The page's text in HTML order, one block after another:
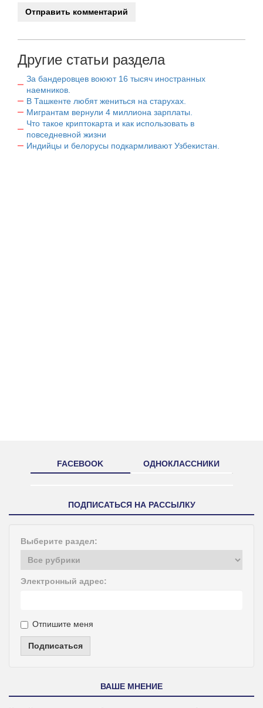
Другие статьи раздела
За бандеровцев воюют 16 тысяч иностранных
наемников.
В Ташкенте любят жениться на старухах.
Мигрантам вернули 4 миллиона зарплаты.
Что такое криптокарта и как использовать в
повседневной жизни
Индийцы и белорусы подкармливают Узбекистан.
FACEBOOK ОДНОКЛАССНИКИ
ПОДПИСАТЬСЯ НА РАССЫЛКУ
Выберите раздел:
Электронный адрес:
Отпишите меня
Подписаться
ВАШЕ МНЕНИЕ